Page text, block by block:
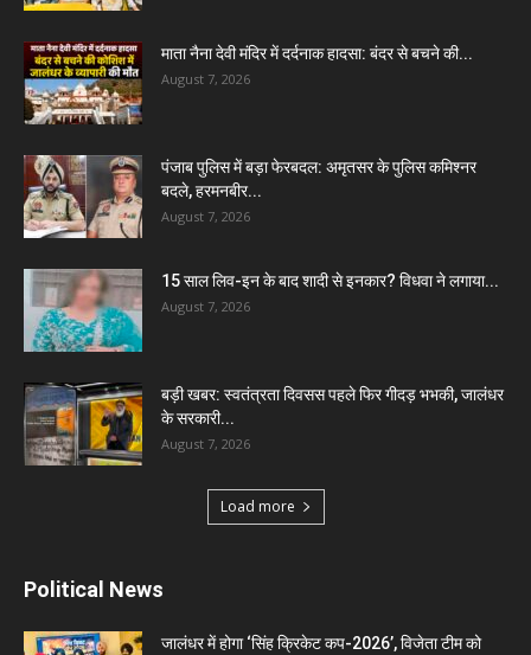
माता नैना देवी मंदिर में दर्दनाक हादसा: बंदर से बचने की...
August 7, 2026
पंजाब पुलिस में बड़ा फेरबदल: अमृतसर के पुलिस कमिश्नर
बदले, हरमनबीर...
August 7, 2026
15 साल लिव-इन के बाद शादी से इनकार? विधवा ने लगाया...
August 7, 2026
बड़ी खबर: स्वतंत्रता दिवसस पहले फिर गीदड़ भभकी, जालंधर
के सरकारी...
August 7, 2026
Load more
Political News
जालंधर में होगा ‘सिंह क्रिकेट कप-2026’, विजेता टीम को